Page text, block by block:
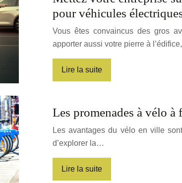
pour véhicules
Vous êtes convaincus des gros
apporter aussi votre pierre à
Lire la suite
Les promenades à vélo à
Les avantages du vélo en ville
d’explorer la…
Lire la suite